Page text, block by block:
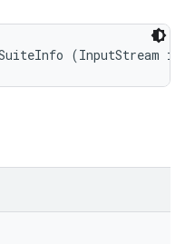
(InputStream